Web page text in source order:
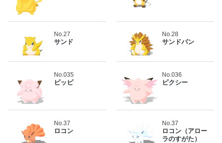
No.27
サンド
No.28
サンドパン
No.035
ピッピ
No.036
ピクシー
No.37
ロコン
No.37
ロコン（アロー
ラのすがた）